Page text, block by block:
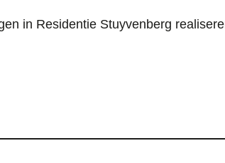
in Residentie Stuyvenberg